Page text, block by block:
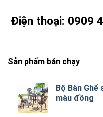
Điện thoại: 0909
Sản phẩm bán chạy
Bộ Bàn
màu đồng